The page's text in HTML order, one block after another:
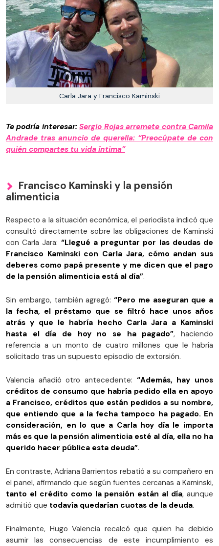
Carla Jara y Francisco Kaminski
Te podría interesar:Sergio Rojas arremete contra Camila
Andrade tras anuncio de querella: “Preocúpate de con
quién compartes tu vida íntima”
Francisco Kaminski y la pensión
alimenticia
Respecto a la situación económica, el periodista indicó que
consultó directamente sobre las obligaciones de Kaminski
con Carla Jara: “Llegué a preguntar por las deudas de
Francisco Kaminski con Carla Jara, cómo andan sus
deberes como papá presente y me dicen que el pago
de la pensión alimenticia está al día”.
Sin embargo, también agregó: “Pero me aseguran que a
la fecha, el préstamo que se filtró hace unos años
atrás y que le habría hecho Carla Jara a Kaminski
hasta el día de hoy no se ha pagado”, haciendo
referencia a un monto de cuatro millones que le habría
solicitado tras un supuesto episodio de extorsión.
Valencia añadió otro antecedente: “Además, hay unos
créditos de consumo que habría pedido ella en apoyo
a Francisco, créditos que están pedidos a su nombre,
que entiendo que a la fecha tampoco ha pagado. En
consideración, en lo que a Carla hoy día le importa
más es que la pensión alimenticia esté al día, ella no ha
querido hacer pública esta deuda”.
En contraste, Adriana Barrientos rebatió a su compañero en
el panel, afirmando que según fuentes cercanas a Kaminski,
tanto el crédito como la pensión están al día, aunque
admitió que todavía quedarían cuotas de la deuda.
Finalmente, Hugo Valencia recalcó que quien ha debido
asumir las consecuencias de este incumplimiento es